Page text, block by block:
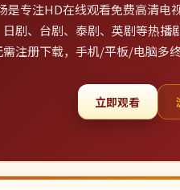
是专注HD在线观看免费高清电
剧、台剧、泰剧、英剧等热播
注册下载，手机/平板/电脑多
立即观看